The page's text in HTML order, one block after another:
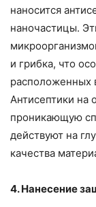
наносится
наночастицы.
и грибка, что
расположенных
Антисептики на
проникающую
действуют на
качества
4. Нанесение